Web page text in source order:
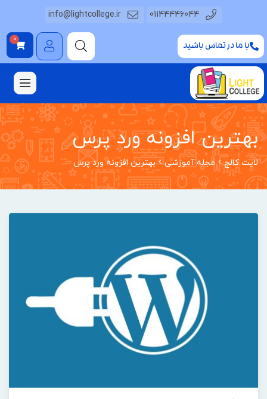
01144446044
info@lightcollege.ir
با ما در تماس باشید
0
بهترین افزونه ورد پرس
لایت کالج مجله آموزشی بهترین افزونه ورد پرس